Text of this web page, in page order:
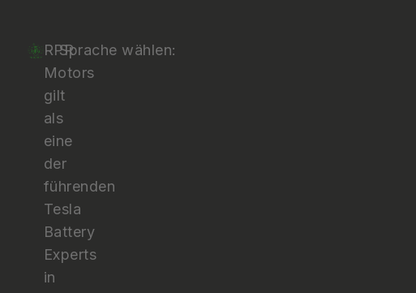
RPR
Motors
gilt
als
eine
der
führenden
Tesla
Battery
Experts
in
Sprache wählen: